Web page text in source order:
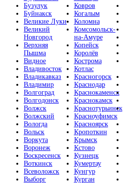
Бузулук
Буйнакск
Великие Луки
Великий
Новгород
Верхняя
Пышма
Видное
Владивосток
Владикавказ
Владимир
Волгоград
Волгодонск
Волжск
Волжский
Вологда
Вольск
Воркута
Воронеж
Воскресенск
Воткинск
Всеволожск
Выборг
Ковров
Когалым
Коломна
Комсомольск-
на-Амуре
Копейск
Королёв
Кострома
Котлас
Красногорск
Краснодар
Краснокаменск
Краснокамск
Краснотурьинск
Красноуфимск
Красноярск
Кропоткин
Крымск
Кстово
Кузнецк
Кумертау
Кунгур
Курган